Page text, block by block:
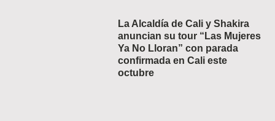
La Alcaldía de Cali y Shakira
anuncian su tour “Las Mujeres
Ya No Lloran” con parada
confirmada en Cali este
octubre